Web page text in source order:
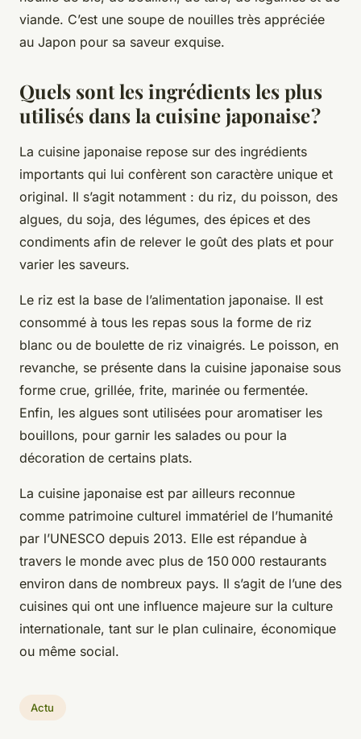
viande. C’est une soupe de nouilles très appréciée
au Japon pour sa saveur exquise.
Quels sont les ingrédients les plus
utilisés dans la cuisine japonaise ?
La cuisine japonaise repose sur des ingrédients
importants qui lui confèrent son caractère unique et
original. Il s’agit notamment : du riz, du poisson, des
algues, du soja, des légumes, des épices et des
condiments afin de relever le goût des plats et pour
varier les saveurs.
Le riz est la base de l’alimentation japonaise. Il est
consommé à tous les repas sous la forme de riz
blanc ou de boulette de riz vinaigrés. Le poisson, en
revanche, se présente dans la cuisine japonaise sous
forme crue, grillée, frite, marinée ou fermentée.
Enfin, les algues sont utilisées pour aromatiser les
bouillons, pour garnir les salades ou pour la
décoration de certains plats.
La cuisine japonaise est par ailleurs reconnue
comme patrimoine culturel immatériel de l’humanité
par l’UNESCO depuis 2013. Elle est répandue à
travers le monde avec plus de 150 000 restaurants
environ dans de nombreux pays. Il s’agit de l’une des
cuisines qui ont une influence majeure sur la culture
internationale, tant sur le plan culinaire, économique
ou même social.
Actu